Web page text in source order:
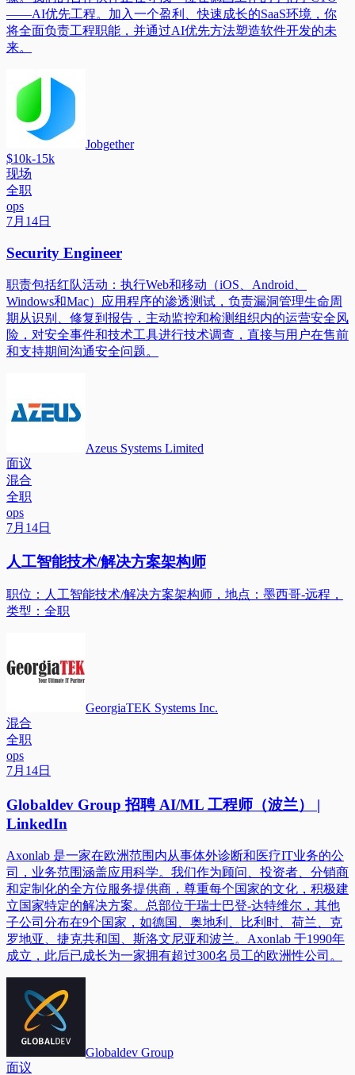
——AI优先工程。加入一个盈利、快速成长的SaaS环境，你
将全面负责工程职能，并通过AI优先方法塑造软件开发的未
来。
Jobgether
$10k-15k
现场
全职
ops
7月14日
Security Engineer
职责包括红队活动：执行Web和移动（iOS、Android、
Windows和Mac）应用程序的渗透测试，负责漏洞管理生命周
期从识别、修复到报告，主动监控和检测组织内的运营安全风
险，对安全事件和技术工具进行技术调查，直接与用户在售前
和支持期间沟通安全问题。
Azeus Systems Limited
面议
混合
全职
ops
7月14日
人工智能技术/解决方案架构师
职位：人工智能技术/解决方案架构师，地点：墨西哥-远程，
类型：全职
GeorgiaTEK Systems Inc.
混合
全职
ops
7月14日
Globaldev Group 招聘 AI/ML 工程师（波兰） |
LinkedIn
Axonlab 是一家在欧洲范围内从事体外诊断和医疗IT业务的公
司，业务范围涵盖应用科学。我们作为顾问、投资者、分销商
和定制化的全方位服务提供商，尊重每个国家的文化，积极建
立国家特定的解决方案。总部位于瑞士巴登-达特维尔，其他
子公司分布在9个国家，如德国、奥地利、比利时、荷兰、克
罗地亚、捷克共和国、斯洛文尼亚和波兰。Axonlab 于1990年
成立，此后已成长为一家拥有超过300名员工的欧洲性公司。
Globaldev Group
面议